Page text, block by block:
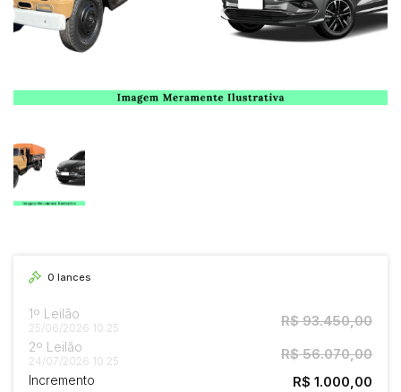
0 lances
1º Leilão
25/06/2026 10:25 R$ 93.450,00
2º Leilão
24/07/2026 10:25 R$ 56.070,00
Incremento R$ 1.000,00